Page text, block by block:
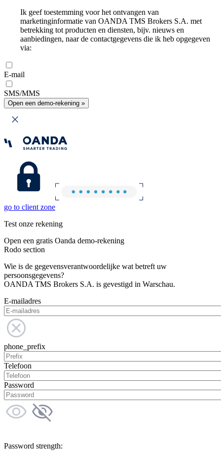
Ik geef toestemming voor het ontvangen van
marketinginformatie van OANDA TMS Brokers S.A. met
betrekking tot producten en diensten, bijv. nieuws en
aanbiedingen, naar de contactgegevens die ik heb opgegeven
via:
E-mail
SMS/MMS
Open een demo-rekening »
go to client zone
Test onze rekening
Open een gratis Oanda demo-rekening
Rodo section
Wie is de gegevensverantwoordelijke wat betreft uw
persoonsgegevens?
OANDA TMS Brokers S.A. is gevestigd in Warschau.
E-mailadres
phone_prefix
Telefoon
Password
Password strength: